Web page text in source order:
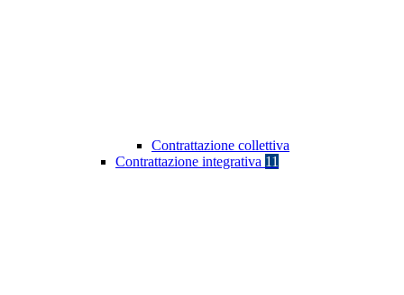
Contrattazione collettiva
Contrattazione integrativa 11